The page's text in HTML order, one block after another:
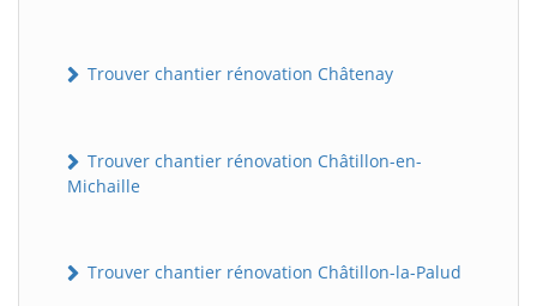
Trouver chantier rénovation Châtenay
Trouver chantier rénovation Châtillon-en-
Michaille
Trouver chantier rénovation Châtillon-la-Palud